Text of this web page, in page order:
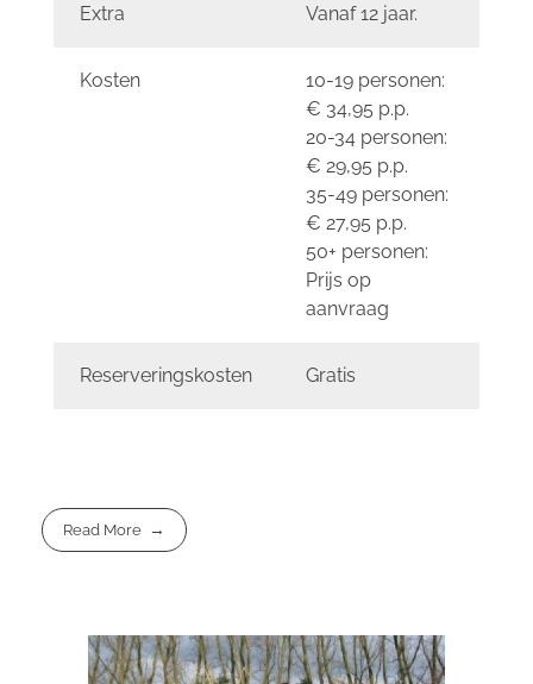
Extra Vanaf 12 jaar.
Kosten
10-19 personen:
€ 34,95 p.p.
20-34 personen:
€ 29,95 p.p.
35-49 personen:
€ 27,95 p.p.
50+ personen:
Prijs op
aanvraag
Reserveringskosten Gratis
Read More